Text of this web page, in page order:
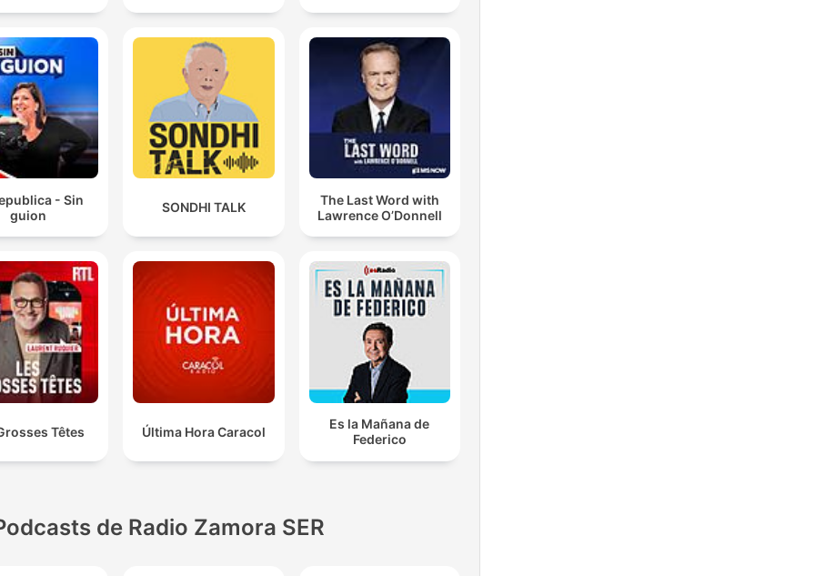
- Sin
guion
SONDHI TALK
The Last Word with
Lawrence O’Donnell
Têtes Última Hora Caracol
Es la Mañana de
Federico
de Radio Zamora SER